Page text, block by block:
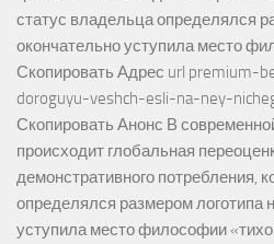
статус владельца определялся
окончательно уступила место
Скопировать Адрес url premium-
doroguyu-veshch-esli-na-ney-
Скопировать Анонс В
происходит глобальная
демонстративного потребления,
определялся размером логотипа
уступила место философии